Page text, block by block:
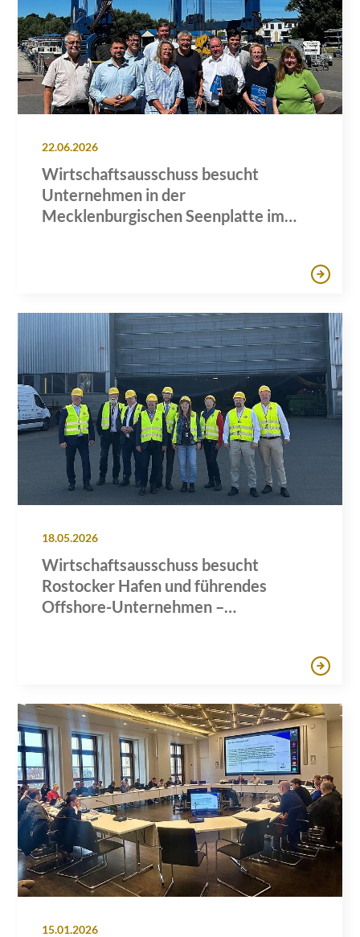
22.06.2026
Wirtschaftsausschuss besucht
Unternehmen in der
Mecklenburgischen Seenplatte im
18.05.2026
Wirtschaftsausschuss besucht
Rostocker Hafen und führendes
Offshore-Unternehmen –
15.01.2026